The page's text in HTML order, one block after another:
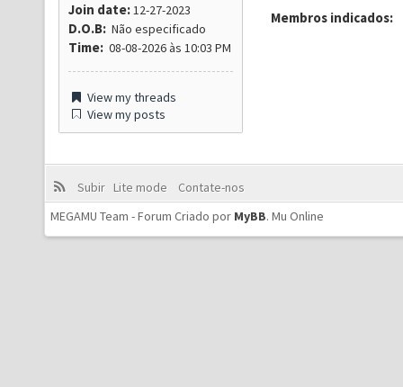
Join date:12-27-2023
D.O.B: Não especificado
Time: 08-08-2026 às 10:03 PM
View my threads
View my posts
Membros indicados:
Subir Lite mode
Contate-nos
MEGAMU Team - Forum Criado por MyBB. Mu Online